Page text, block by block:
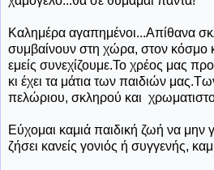
Καλημέρα αγαπημένοι...Απίθανα
συμβαίνουν στη χώρα, στον κόσμο
εμείς συνεχίζουμε.Το χρέος μας
κι έχει τα μάτια των παιδιών
πελώριου, σκληρού και
Εύχομαι καμιά παιδική ζωή να μην
ζήσει κανείς γονιός ή συγγενής,